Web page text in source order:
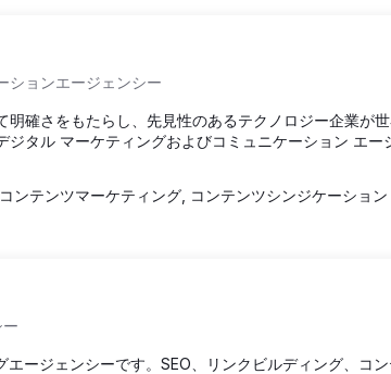
ションエージェンシー
確さをもたらし、先見性のあるテクノロジー企業が
タル マーケティングおよびコミュニケーション エー
コンテンツマーケティング, コンテンツシンジケーション
ージェンシーです。SEO、リンクビルディング、コ